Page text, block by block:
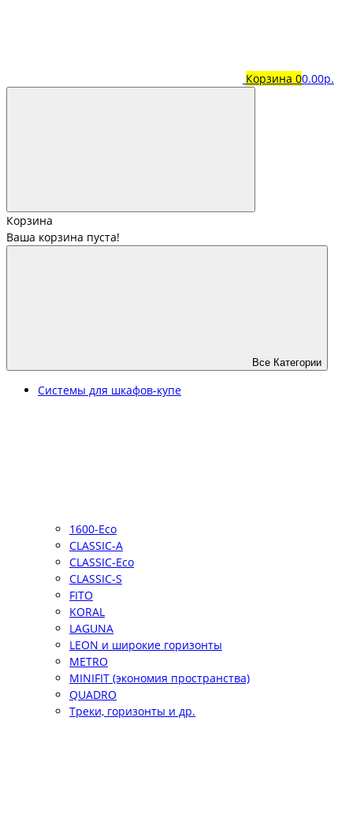
Корзина 00.00р.
Корзина
Ваша корзина пуста!
Все Категории
Системы для шкафов-купе
1600-Eco
CLASSIC-A
CLASSIC-Eco
CLASSIC-S
FITO
KORAL
LAGUNA
LEON и широкие горизонты
METRO
MINIFIT (экономия пространства)
QUADRO
Треки, горизонты и др.